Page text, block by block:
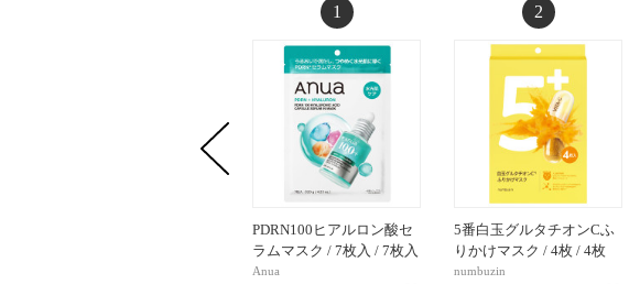
1
PDRN100ヒアルロン酸セ
ラムマスク / 7枚入 / 7枚入
Anua
2
5番白玉グルタチオンCふ
りかけマスク / 4枚 / 4枚
numbuzin